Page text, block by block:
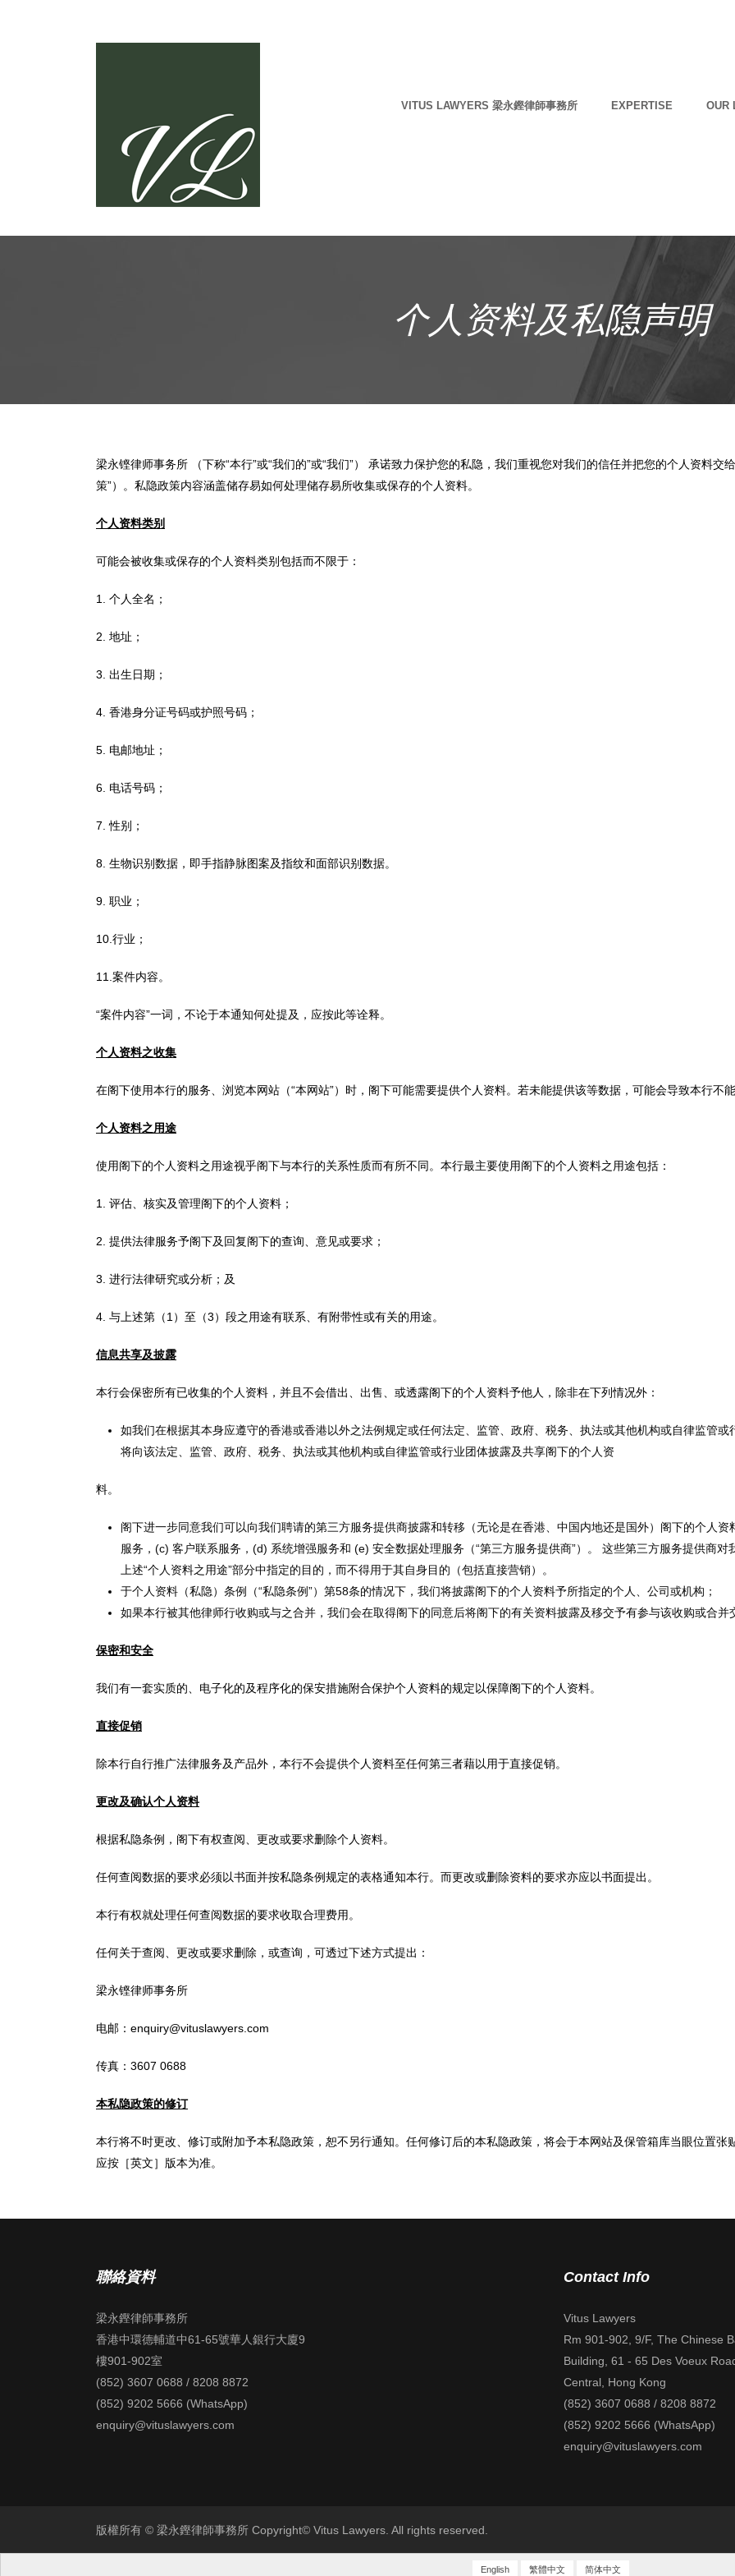
VITUS LAWYERS 梁永鏗律師事務所 EXPERTISE OUR
个人资料及私隐声明
梁永铿律师事务所 （下称“本行”或“我们的”或“我们”） 承诺致力保护您的私隐，我们重视您对我们的信任并把您的个人资料交
策”）。私隐政策内容涵盖储存易如何处理储存易所收集或保存的个人资料。
个人资料类别
可能会被收集或保存的个人资料类别包括而不限于：
1. 个人全名；
2. 地址；
3. 出生日期；
4. 香港身分证号码或护照号码；
5. 电邮地址；
6. 电话号码；
7. 性别；
8. 生物识别数据，即手指静脉图案及指纹和面部识别数据。
9. 职业；
10.行业；
11.案件内容。
“案件内容”一词，不论于本通知何处提及，应按此等诠释。
个人资料之收集
在阁下使用本行的服务、浏览本网站（“本网站”）时，阁下可能需要提供个人资料。若未能提供该等数据，可能会导致本行不能
个人资料之用途
使用阁下的个人资料之用途视乎阁下与本行的关系性质而有所不同。本行最主要使用阁下的个人资料之用途包括：
1. 评估、核实及管理阁下的个人资料；
2. 提供法律服务予阁下及回复阁下的查询、意见或要求；
3. 进行法律研究或分析；及
4. 与上述第（1）至（3）段之用途有联系、有附带性或有关的用途。
信息共享及披露
本行会保密所有已收集的个人资料，并且不会借出、出售、或透露阁下的个人资料予他人，除非在下列情况外：
如我们在根据其本身应遵守的香港或香港以外之法例规定或任何法定、监管、政府、税务、执法或其他机构或自律监管
将向该法定、监管、政府、税务、执法或其他机构或自律监管或行业团体披露及共享阁下的个人资
料。
阁下进一步同意我们可以向我们聘请的第三方服务提供商披露和转移（无论是在香港、中国内地还是国外）阁下的个人
服务，(c) 客户联系服务，(d) 系统增强服务和 (e) 安全数据处理服务（“第三方服务提供商”）。 这些第三方服务提供商
上述“个人资料之用途”部分中指定的目的，而不得用于其自身目的（包括直接营销）。
于个人资料（私隐）条例（“私隐条例”）第58条的情况下，我们将披露阁下的个人资料予所指定的个人、公司或机构；
如果本行被其他律师行收购或与之合并，我们会在取得阁下的同意后将阁下的有关资料披露及移交予有参与该收购或合并
保密和安全
我们有一套实质的、电子化的及程序化的保安措施附合保护个人资料的规定以保障阁下的个人资料。
直接促销
除本行自行推广法律服务及产品外，本行不会提供个人资料至任何第三者藉以用于直接促销。
更改及确认个人资料
根据私隐条例，阁下有权查阅、更改或要求删除个人资料。
任何查阅数据的要求必须以书面并按私隐条例规定的表格通知本行。而更改或删除资料的要求亦应以书面提出。
本行有权就处理任何查阅数据的要求收取合理费用。
任何关于查阅、更改或要求删除，或查询，可透过下述方式提出：
梁永铿律师事务所
电邮： enquiry@vituslawyers.com
传真：3607 0688
本私隐政策的修订
本行将不时更改、修订或附加予本私隐政策，恕不另行通知。任何修订后的本私隐政策，将会于本网站及保管箱库当眼位置张
应按［英文］版本为准。
聯絡資料
梁永鏗律師事務所
香港中環德輔道中61-65號華人銀行大廈9
樓901-902室
(852) 3607 0688 / 8208 8872
(852) 9202 5666 (WhatsApp)
enquiry@vituslawyers.com
Contact Info
Vitus Lawyers
Rm 901-902, 9/F, The Chinese
Building, 61 - 65 Des Voeux
Central, Hong Kong
(852) 3607 0688 / 8208 8872
(852) 9202 5666 (WhatsApp)
enquiry@vituslawyers.com
版權所有 © 梁永鏗律師事務所 Copyright© Vitus Lawyers. All rights reserved.
English 繁體中文 简体中文